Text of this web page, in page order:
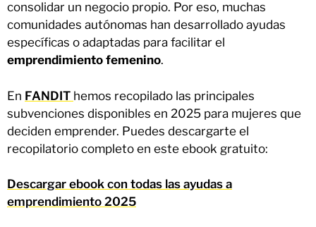
consolidar un negocio propio. Por eso, muchas
comunidades autónomas han desarrollado ayudas
específicas o adaptadas para facilitar el
emprendimiento femenino.
En FANDIT hemos recopilado las principales
subvenciones disponibles en 2025 para mujeres que
deciden emprender. Puedes descargarte el
recopilatorio completo en este ebook gratuito:
Descargar ebook con todas las ayudas a
emprendimiento 2025